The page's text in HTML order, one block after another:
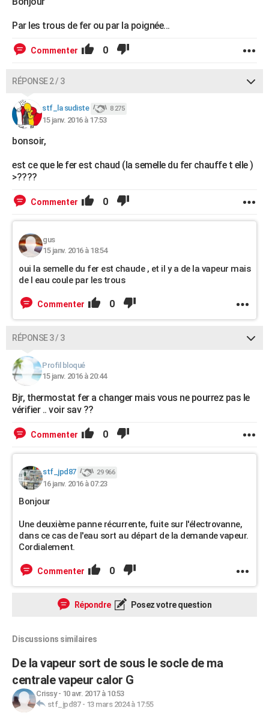
Bricolage
Lifestyle
Culture
Sport
Auto
Television
Voyage
Cinema
Par les trous de fer ou par la poignée...
Commenter 0
RÉPONSE 2 / 3
stf_la sudiste 8 275
15 janv. 2016 à 17:53
bonsoir,
est ce que le fer est chaud (la semelle du fer chauffe t elle )
>????
Commenter 0
gus
15 janv. 2016 à 18:54
oui la semelle du fer est chaude , et il y a de la vapeur mais
de l eau coule par les trous
Commenter 0
RÉPONSE 3 / 3
Profil bloqué
15 janv. 2016 à 20:44
Bjr, thermostat fer a changer mais vous ne pourrez pas le
vérifier .. voir sav ??
Commenter 0
stf_jpd87 29 966
16 janv. 2016 à 07:23
Bonjour
Une deuxième panne récurrente, fuite sur l'électrovanne,
dans ce cas de l'eau sort au départ de la demande vapeur.
Cordialement.
Commenter 0
Répondre Posez votre question
Discussions similaires
De la vapeur sort de sous le socle de ma
centrale vapeur calor G
Crissy- 10 avr. 2017 à 10:53
stf_jpd87- 13 mars 2024 à 17:55